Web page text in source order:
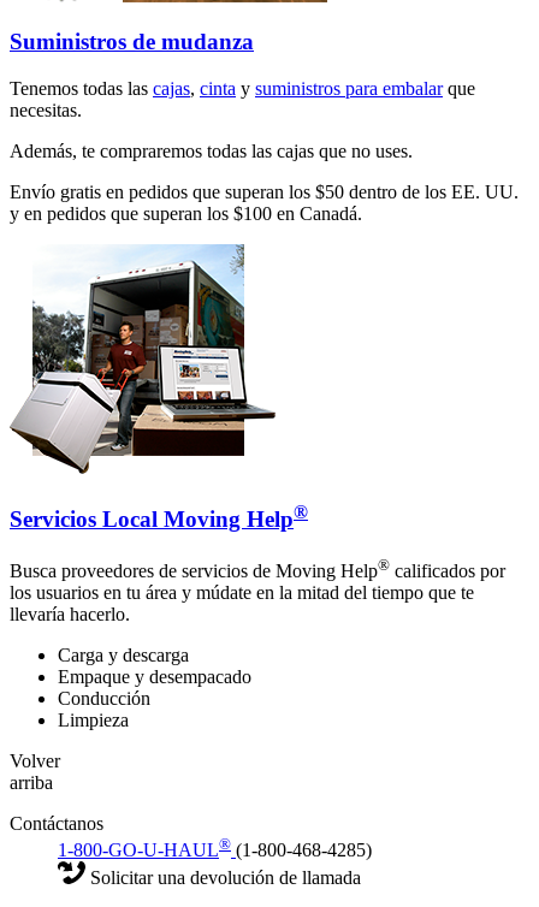
Suministros de mudanza
Tenemos todas las cajas, cinta y suministros para embalarque
necesitas.
Además, te compraremos todas las cajas que no uses.
Envío gratis en pedidos que superan los $50 dentro de los EE. UU.
y en pedidos que superan los $100 en Canadá.
Servicios Local Moving Help®
Busca proveedores de servicios de Moving Help® calificados por
los usuarios en tu área y múdate en la mitad del tiempo que te
llevaría hacerlo.
Carga y descarga
Empaque y desempacado
Conducción
Limpieza
Volver
arriba
Contáctanos
1-800-GO-U-HAUL® (1-800-468-4285)
Solicitar una devolución de llamada